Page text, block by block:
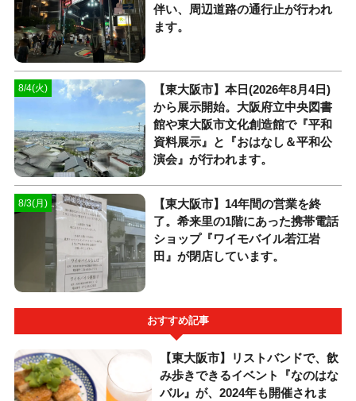
伴い、周辺道路の通行止が行われ
ます。
8/4(火)
【東大阪市】本日(2026年8月4日)
から展示開始。大阪府立中央図書
館や東大阪市文化創造館で『平和
資料展示』と『おはなし＆平和公
演会』が行われます。
8/3(月)
【東大阪市】14年間の営業を終
了。希来里の1階にあった携帯電話
ショップ『ワイモバイル若江岩
田』が閉店しています。
おすすめ記事
【東大阪市】リストバンドで、飲
み歩きできるイベント『なのはな
バル』が、2024年も開催されま